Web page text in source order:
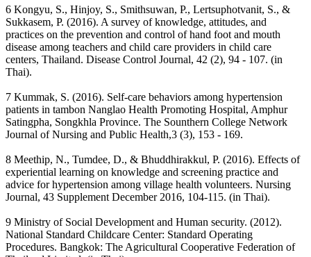
6 Kongyu, S., Hinjoy, S., Smithsuwan, P., Lertsuphotvanit, S., &
Sukkasem, P. (2016). A survey of knowledge, attitudes, and
practices on the prevention and control of hand foot and mouth
disease among teachers and child care providers in child care
centers, Thailand. Disease Control Journal, 42 (2), 94 - 107. (in
Thai).
7 Kummak, S. (2016). Self-care behaviors among hypertension
patients in tambon Nanglao Health Promoting Hospital, Amphur
Satingpha, Songkhla Province. The Sounthern College Network
Journal of Nursing and Public Health,3 (3), 153 - 169.
8 Meethip, N., Tumdee, D., & Bhuddhirakkul, P. (2016). Effects of
experiential learning on knowledge and screening practice and
advice for hypertension among village health volunteers. Nursing
Journal, 43 Supplement December 2016, 104-115. (in Thai).
9 Ministry of Social Development and Human security. (2012).
National Standard Childcare Center: Standard Operating
Procedures. Bangkok: The Agricultural Cooperative Federation of